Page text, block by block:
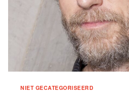
NIET GECATEGORISEERD